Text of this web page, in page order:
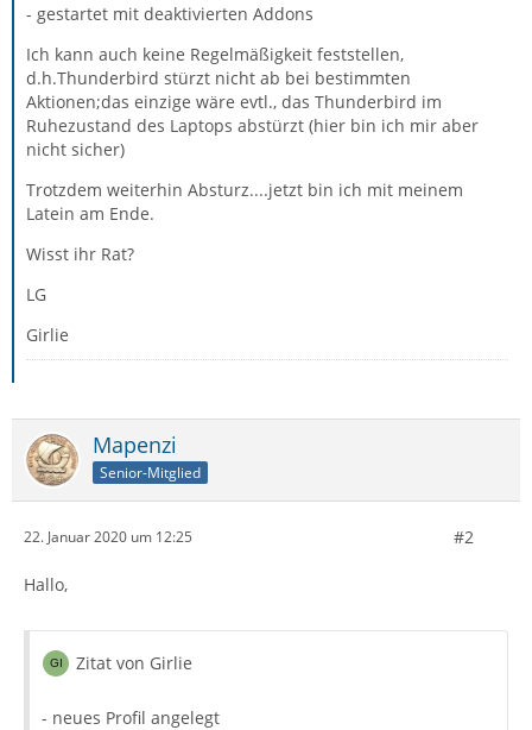
- gestartet mit deaktivierten Addons
Ich kann auch keine Regelmäßigkeit feststellen,
d.h.Thunderbird stürzt nicht ab bei bestimmten
Aktionen;das einzige wäre evtl., das Thunderbird im
Ruhezustand des Laptops abstürzt (hier bin ich mir aber
nicht sicher)
Trotzdem weiterhin Absturz....jetzt bin ich mit meinem
Latein am Ende.
Wisst ihr Rat?
LG
Girlie
Mapenzi
Senior-Mitglied
22. Januar 2020 um 12:25 #2
Hallo,
Zitat von Girlie
- neues Profil angelegt